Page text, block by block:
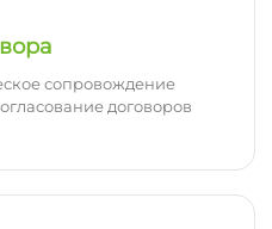
сопровождение
договоров